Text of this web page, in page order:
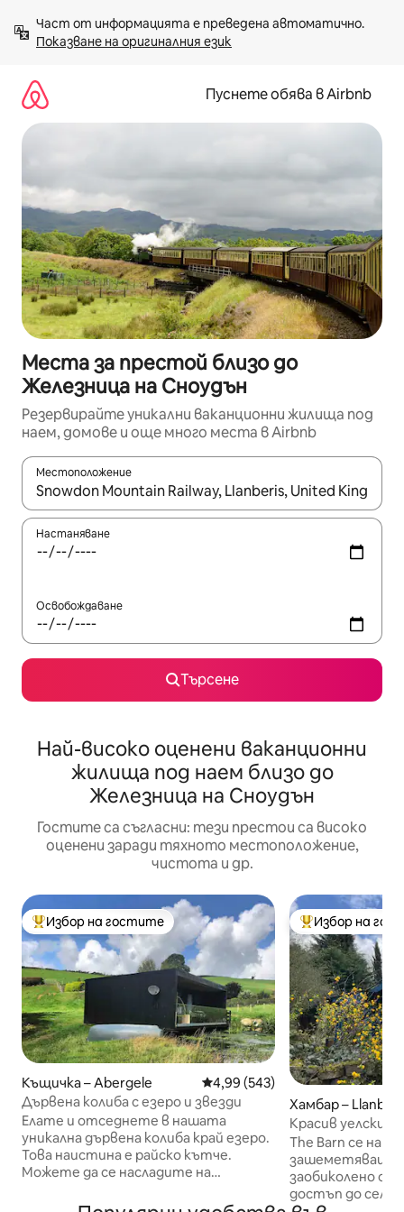
към
съдържанието
Показване на оригиналния език
Пуснете обява в Airbnb
Места за престой близо до
Железница на Сноудън
Резервирайте уникални ваканционни жилища под
наем, домове и още много места в Airbnb
Местоположение
Когато резултатите се покажат, използвайте
Настаняване
Освобождаване
Търсене
Най-високо оценени ваканционни
жилища под наем близо до
Железница на Сноудън
Гостите са съгласни: тези престои са високо
оценени заради тяхното местоположение,
чистота и др.
Най-популярен избор на гостите
Избор на гостите
Къщичка – Abergele Средна оценка: 4,99 от 5,
4,99 (543)
Дървена колиба с езеро и звезди
Елате и отседнете в нашата
уникална дървена колиба край езеро.
Това наистина е райско кътче.
Можете да се насладите на
на верандата или да се полюбувате
Най-популярен
Избор на
Хамбар –
Красив уелски
на Сноудън
The Barn се
зашеметяващо
заобиколено от
достъп до